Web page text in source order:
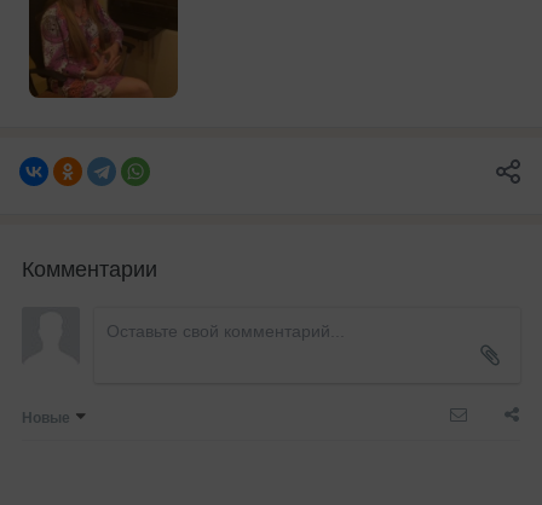
Комментарии
Новые